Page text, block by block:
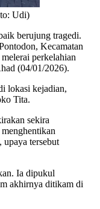
Udi)
berujung tragedi.
Kecamatan
perkelahian
(04/01/2026).
lokasi kejadian,
Tita.
sekira
tersebut
Ia dipukul
akhirnya ditikam di